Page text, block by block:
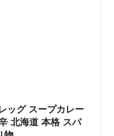
ッグ スープカレー
北海道 本格 スパ